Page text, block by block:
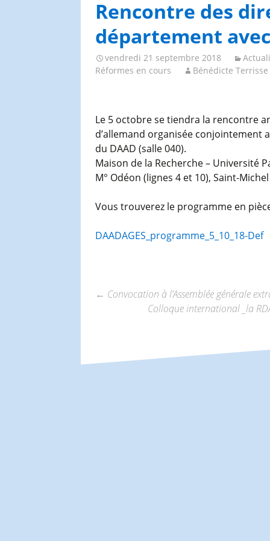
Rencontre des
département
vendredi 21 septembre 2018
Réformes en cours
Bénédicte Terrisse
Le 5 octobre se tiendra la rencontre
d’allemand organisée conjointement
du DAAD (salle 040).
Maison de la Recherche – Université
M° Odéon (lignes 4 et 10), Saint-
Vous trouverez le programme en
DAADAGES_programme_5_10_18-Def
Navigation
des
← Convocation à l’Assemblée générale
Colloque international _la